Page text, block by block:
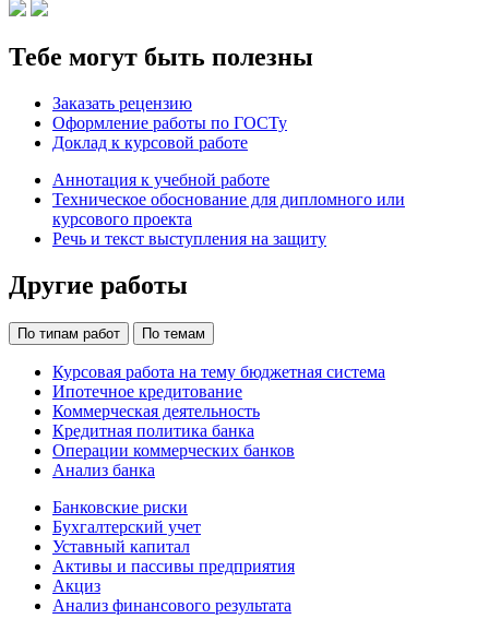
Тебе могут быть полезны
Заказать рецензию
Оформление работы по ГОСТу
Доклад к курсовой работе
Аннотация к учебной работе
Техническое обоснование для дипломного или
курсового проекта
Речь и текст выступления на защиту
Другие работы
По типам работ По темам
Курсовая работа на тему бюджетная система
Ипотечное кредитование
Коммерческая деятельность
Кредитная политика банка
Операции коммерческих банков
Анализ банка
Банковские риски
Бухгалтерский учет
Уставный капитал
Активы и пассивы предприятия
Акциз
Анализ финансового результата